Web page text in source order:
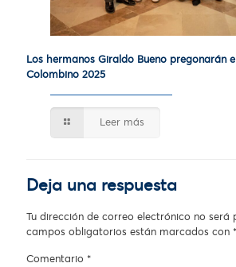
Los hermanos Giraldo Bueno pregonarán
Colombino 2025
Leer más
Deja una respuesta
Tu dirección de correo electrónico no será
campos obligatorios están marcados con *
Comentario *